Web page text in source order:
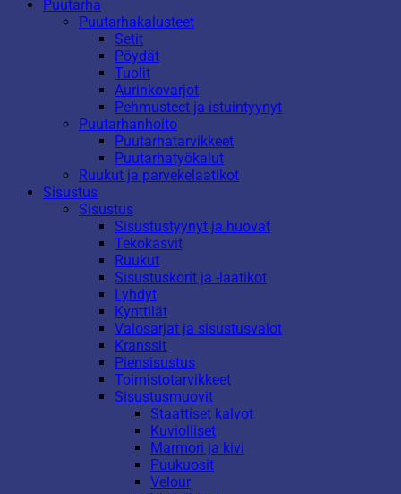
Puutarha
Puutarhakalusteet
Setit
Pöydät
Tuolit
Aurinkovarjot
Pehmusteet ja istuintyynyt
Puutarhanhoito
Puutarhatarvikkeet
Puutarhatyökalut
Ruukut ja parvekelaatikot
Sisustus
Sisustus
Sisustustyynyt ja huovat
Tekokasvit
Ruukut
Sisustuskorit ja -laatikot
Lyhdyt
Kynttilät
Valosarjat ja sisustusvalot
Kranssit
Piensisustus
Toimistotarvikkeet
Sisustusmuovit
Staattiset kalvot
Kuviolliset
Marmori ja kivi
Puukuosit
Velour